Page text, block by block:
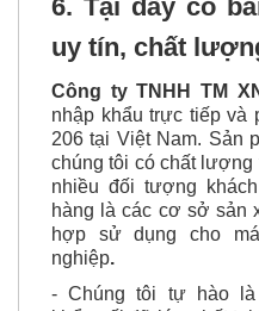
uy tín, chất
Công ty TNHH TM
nhập khẩu trực tiếp và
206 tại Việt Nam. Sản
chúng tôi có chất
nhiều đối tượng
hàng là các cơ sở sản
hợp sử dụng cho
nghiệp.
- Chúng tôi tự hào là
khẩugối đỡ
lớn nhất